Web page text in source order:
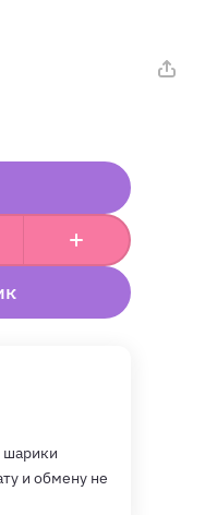
шарики
и обмену не